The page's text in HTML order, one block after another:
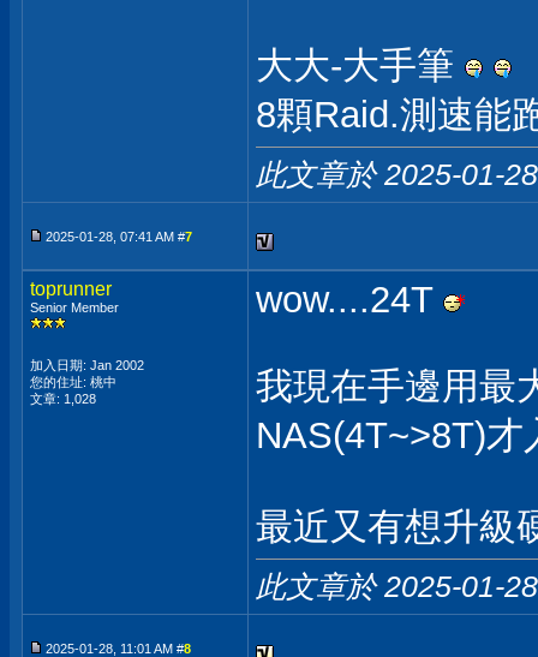
大大-大手筆
8顆Raid.測速能
此文章於 2025-01-
2025-01-28, 07:41 AM #7
toprunner
Senior Member
加入日期: Jan 2002
您的住址: 桃中
文章: 1,028
wow....24T
我現在手邊用最
NAS(4T~>8T)
最近又有想升級
此文章於 2025-01-
2025-01-28, 11:01 AM #8